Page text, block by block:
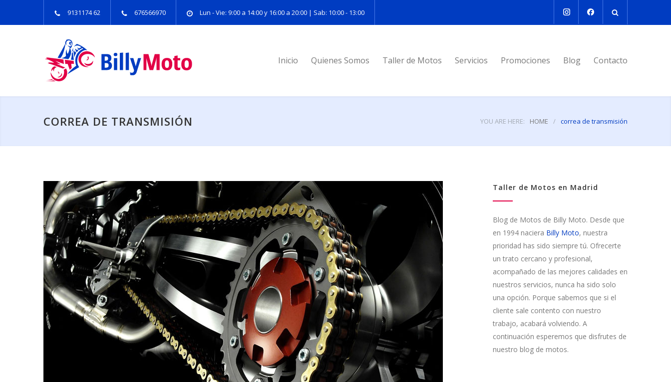
9131174 62 676566970 Lun - Vie: 9:00 a 14:00 y 16:00 a 20:00 | Sab: 10:00 - 13:00
Inicio Quienes Somos Taller de Motos Servicios Promociones Blog Contacto
CORREA DE TRANSMISIÓN YOU ARE HERE: HOME / correa de transmisión
Taller de Motos en Madrid
Blog de Motos de Billy Moto. Desde que
en 1994 naciera Billy Moto, nuestra
prioridad has sido siempre tú. Ofrecerte
un trato cercano y profesional,
acompañado de las mejores calidades en
nuestros servicios, nunca ha sido solo
una opción. Porque sabemos que si el
cliente sale contento con nuestro
trabajo, acabará volviendo. A
continuación esperemos que disfrutes de
nuestro blog de motos.